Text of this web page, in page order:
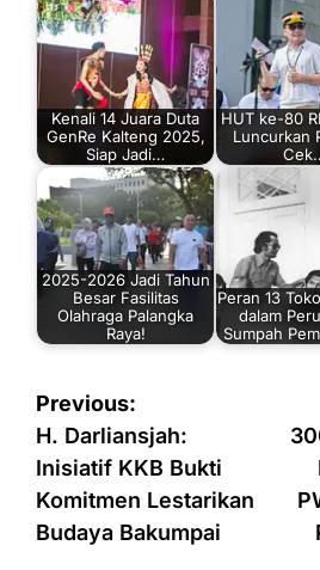
Kenali 14 Juara Duta
GenRe Kalteng 2025,
Siap Jadi…
HUT ke-80
Luncurkan
2025-2026 Jadi Tahun
Besar Fasilitas
Olahraga Palangka
Raya!
Peran 13
dalam
Sumpah
Navigasi
pos
Previous:
H. Darliansjah:
Inisiatif KKB Bukti
Komitmen Lestarikan
Budaya Bakumpai